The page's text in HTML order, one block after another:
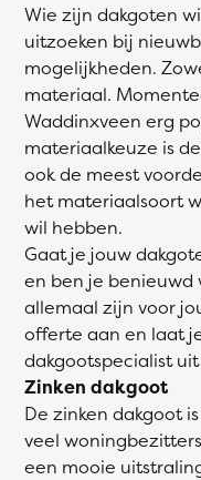
Wie zijn dakgoten
uitzoeken bij
mogelijkheden.
materiaal.
Waddinxveen erg
materiaalkeuze is
ook de meest
het materiaalsoort
wil hebben.
Gaat je jouw
en ben je benieuwd
allemaal zijn voor
offerte aan en laat
dakgootspecialist
Zinken dakgoot
De zinken dakgoot
veel
een mooie